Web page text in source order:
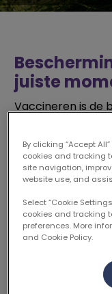
juiste
Vaccineren is de
ziekten. Met een
sterke afweer
verloop van tijd
vaccinaties op
je huisdier
Bij ons krijgt
kijken samen
By clicking “Accept
cookies and tracking
site navigation,
website use, and
Select “Cookie
cookies and tracking
preferences. More
and Cookie Policy.